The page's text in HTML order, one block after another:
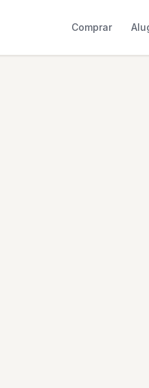
Comprar